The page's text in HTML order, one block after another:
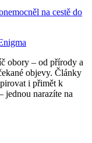
na cestě do
obory – od přírody a
objevy. Články
i přimět k
jednou narazíte na